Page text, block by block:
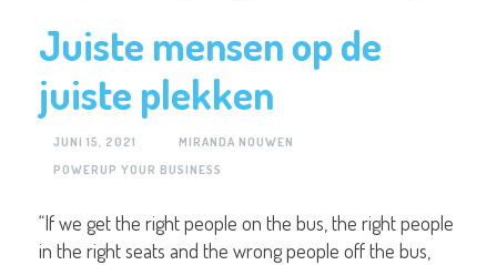
Juiste mensen op de
juiste plekken
JUNI 15, 2021
MIRANDA NOUWEN
POWERUP YOUR BUSINESS
“If we get the right people on the bus, the right people
in the right seats and the wrong people off the bus,